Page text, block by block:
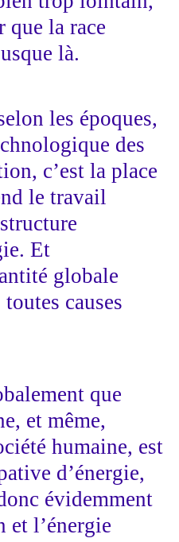
que la race
là.
les époques,
des
c’est la place
le travail
Et
globale
causes
que
et même,
humaine, est
d’énergie,
évidemment
et l’énergie